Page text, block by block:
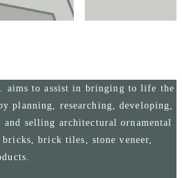
aims to assist in bringing to life the
planning, researching, developing,
selling architectural ornamental
brick tiles, stone veneer,